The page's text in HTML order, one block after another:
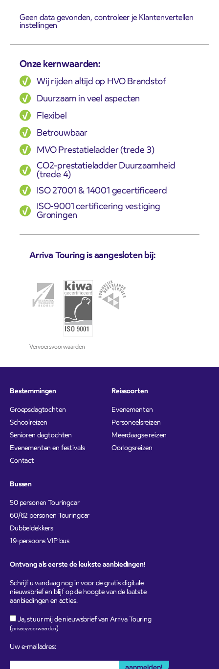
Geen data gevonden, controleer je Klantenvertellen
instellingen
Onze kernwaarden:
Wij rijden altijd op HVO Brandstof
Duurzaam in veel aspecten
Flexibel
Betrouwbaar
MVO Prestatieladder (trede 3)
CO2-prestatieladder Duurzaamheid
(trede 4)
ISO 27001 & 14001 gecertificeerd
ISO-9001 certificering vestiging
Groningen
Arriva Touring is aangesloten bij:
Vervoersvoorwaarden
Bestemmingen
Groepsdagtochten
Schoolreizen
Senioren dagtochten
Evenementen en festivals
Contact
Reissoorten
Evenementen
Personeelsreizen
Meerdaagse reizen
Oorlogsreizen
Bussen
50 personen Touringcar
60/62 personen Touringcar
Dubbeldekkers
19-persoons VIP bus
Ontvang als eerste de leukste aanbiedingen!
Schrijf u vandaag nog in voor de gratis digitale
nieuwsbrief en blijf op de hoogte van de laatste
aanbiedingen en acties.
Ja, stuur mij de nieuwsbrief van Arriva Touring
(privacyvoorwaarden)
Uw e-mailadres: